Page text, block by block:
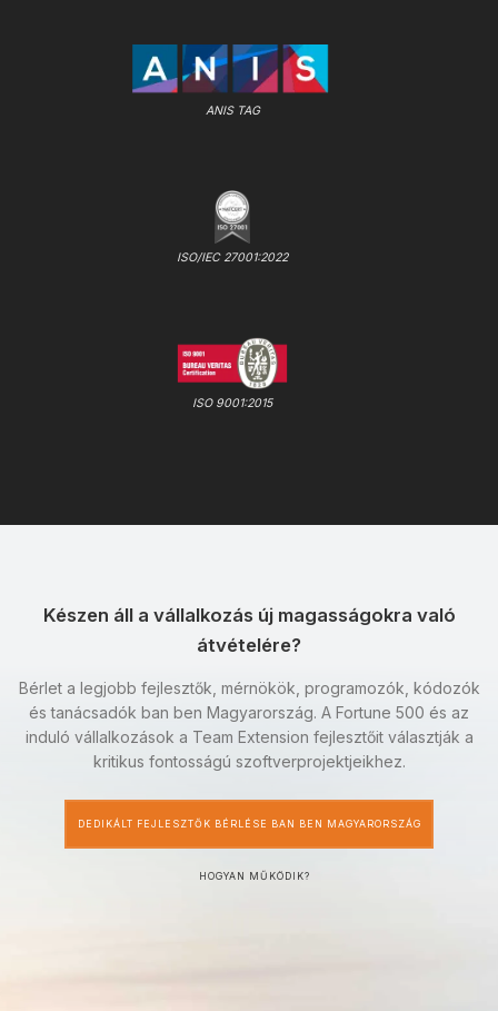
ANIS TAG
ISO/IEC 27001:2022
ISO 9001:2015
Készen áll a vállalkozás új magasságokra való
átvételére?
Bérlet a legjobb fejlesztők, mérnökök, programozók, kódozók
és tanácsadók ban ben Magyarország. A Fortune 500 és az
induló vállalkozások a Team Extension fejlesztőit választják a
kritikus fontosságú szoftverprojektjeikhez.
DEDIKÁLT FEJLESZTŐK BÉRLÉSE BAN BEN MAGYARORSZÁG
HOGYAN MŰKÖDIK?